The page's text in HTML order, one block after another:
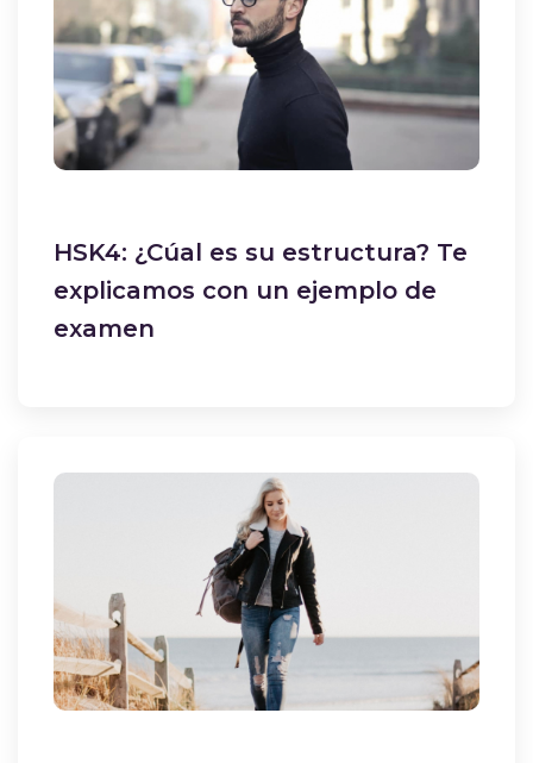
HSK4: ¿Cúal es su estructura? Te
explicamos con un ejemplo de
examen